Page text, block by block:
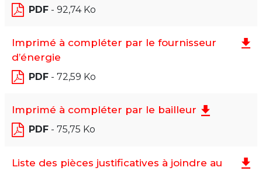
PDF - 92,74 Ko
Imprimé à compléter par le fournisseur
d’énergie
PDF - 72,59 Ko
Imprimé à compléter par le bailleur
PDF - 75,75 Ko
Liste des pièces justificatives à joindre au